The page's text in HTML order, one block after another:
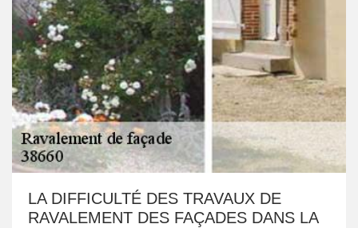
LA DIFFICULTÉ DES TRAVAUX DE
RAVALEMENT DES FAÇADES DANS LA